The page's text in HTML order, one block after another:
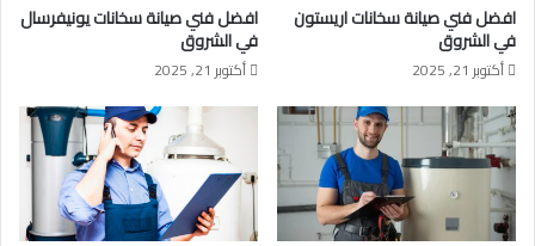
افضل فني صيانة سخانات اريستون
في الشروق
أكتوبر 21, 2025
افضل فني صيانة سخانات يونيفرسال
في الشروق
أكتوبر 21, 2025